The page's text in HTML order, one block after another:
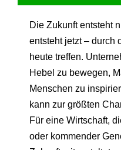
Die Zukunft entsteht
entsteht jetzt – durch
heute treffen.
Hebel zu bewegen,
Menschen zu
kann zur größten
Für eine Wirtschaft,
oder kommender